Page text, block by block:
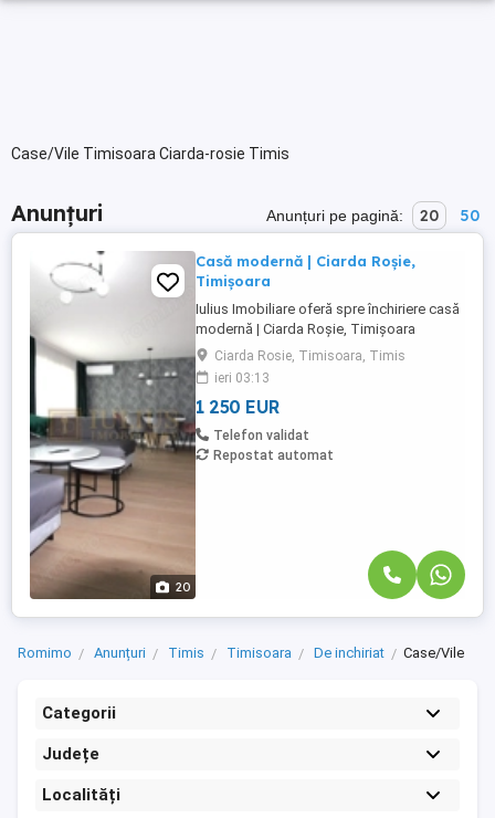
Case/Vile Timisoara Ciarda-rosie Timis
Anunțuri Anunțuri pe pagină: 20 50
20
Casă modernă | Ciarda Roșie,
Timișoara
Iulius Imobiliare oferă spre închiriere casă
modernă | Ciarda Roșie, Timișoara
Localizare: Ciarda Roșie – zonă
rezidențială liniștită, ideală pentru familie,
cu acces facil către oraș și punctele de
interes O locuință spațioasă și elegantă,
complet mobilată și utilată, ideală pentru
cei care își ...
Ciarda Rosie, Timisoara, Timis
ieri 03:13
1 250 EUR
Telefon validat
Repostat automat
Romimo Anunțuri Timis Timisoara De inchiriat Case/Vile
Categorii
Județe
Localități